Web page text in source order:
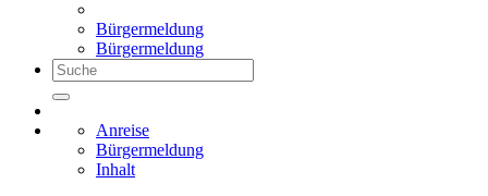
Bürgermeldung
Bürgermeldung
Anreise
Bürgermeldung
Inhalt